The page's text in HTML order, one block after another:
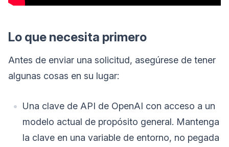
Lo que necesita primero
Antes de enviar una solicitud, asegúrese de tener
algunas cosas en su lugar:
Una clave de API de OpenAI con acceso a un
modelo actual de propósito general. Mantenga
la clave en una variable de entorno, no pegada